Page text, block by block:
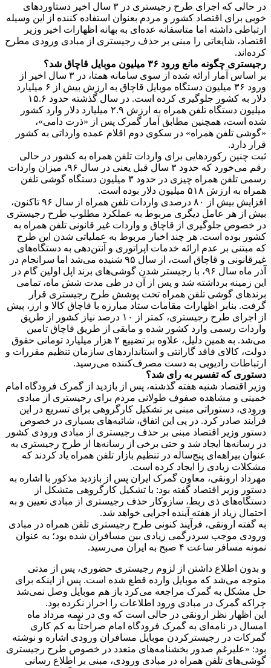
در حالی که اجرای طرح رجیستری در ۳ سال اخیر دستاوردهای
خوبی برای اقتصاد کشور و مردم بعنوان استفاده کننده از این وسیله
ارتباطی داشته اما متاسفانه عده‌ای به بهانه اظهارات اخیر وزیر
اقتصاد، شایعاتی را مبنی بر حذف رجیستری از مبادی ورودی مطرح
کرده‌اند.
رجیستری چگونه مانع ورود ۳۶ میلیون موبایل قاچاق شد؟
بر اساس آمار ارائه شده از سوی سامانه همتا، در ۳ سال اخیر از
ورود ۳۶ میلیون دستگاه موبایل قاچاق به ارزش بیش از ۶ میلیارد
دلار به کشور جلوگیری کرده است. در سال گذشته حدود ۱۵.۶
میلیون دستگاه تلفن همراه به ارزش ۲.۹ میلیارد دلار وارد کشور
شده است، همچنین مطابق آمار گمرک پس از «ذرت دامی»،
«گوشی تلفن همراه» در سکوی دوم اقلام عمده وارداتی به کشور
قرار دارد.
ثبت چنین رکوردهایی برای واردات تلفن همراه به کشور در حالی
رقم می‌خورد که حدود ۳ سال قبل یعنی در سال ۹۶، میزان واردات
رسمی تلفن همراه چیزی در حدود ۳ میلیون دستگاه گوشی تلفن
همراه به ارزش ۵۱۸ میلیون دلار بوده است.
افزایش بیش از ۸۰ درصدی واردات تلفن همراه از سال ۹۶ تاکنون،
بیش از هر عامل دیگری مربوط به عملکرد مطلوب طرح رجیستری
در خصوص جلوگیری از قاچاق و واردات غیر قانونی تلفن همراه به
کشور بوده است. هر چند اخبار مربوط به عملیاتی شدن این طرح
که مبتنی بر عدم ارائه خدمات اپراتوری و آنتن‌دهی به دستگاه‌های
غیرقانونی و قاچاق است، از سال ۹۵ شنیده می‌شد اما سرانجام در
آذر ماه سال ۹۶، با رجیستر شدن گوشی‌های برند اپل اولین گام در
این زمینه برداشته شد و پس از آن در طی مدت شش ماه، تمامی
برندهای گوشی تلفن همراه تحت پوشش طرح رجیستری قرار
گرفت. بنابر اظهارات مقامات ستاد مبارزه با قاچاق کالا و ارز، پیش
از اجرای طرح رجیستری، کمتر از ۱۰ درصد نیاز کشور از طریق
واردات رسمی وارد کشور شده و مابقی از طریق قاچاق تامین
می‌شد. به همین دلیل، علاوه بر تضییع ۲ هزار میلیارد تومانی حقوق
دولت، کالای فاقد گارانتی و استانداردهای سازمان تنظیم مقررات و
ارتباطات رادیویی به دست مصرف‌کننده می‌رسید.
دستوری که تفسیر به رای شد؟
وزیر اقتصاد شنبه هفته گذشته، پس از بازدید از گمرک فرودگاه امام
خمینی و مشاهده صفوف طولانی مردم برای رجیستری از مبادی
ورودی، دستوراتی مبنی بر تشکیل کارگروهی برای تسریع در این
فرآیند صادر کرد. در پی این اتفاق، شائبه‌های بسیاری در خصوص
دستور وزیر اقتصاد مبنی بر حذف رجیستری از مبادی ورودی کشور
در رسانه‌ها ایجاد شد و حتی برخی از رسانه‌ها از طرح رجیستری به
عنوان بیراهه‌ای پنج‌ساله در تنظیم بازار تلفن همراه یاد کردند که
مشکلات زیادی را ایجاد کرده است.
مهرداد ارونقی، معاون گمرک ایران پس از بازدید مذکور با اشاره به
دستور وزیر اقتصاد گفته بود: با تشکیل کارگروهی متشکل از
دستگاه‌های ذی ربط، سازوکار حذف رجیستری از مبادی تعیین و به
احتمال زیاد از هفته آینده اجرایی خواهد شد.
به گفته ارونقی، فرآیند کنونی طرح رجیستری تلفن همراه در مبادی
ورودی موجب سردرگمی زیادی بین مسافران شده بود؛ به عنوان
نمونه مسافر ساعت ۴ صبح به ایران می‌رسید.
و بدون اطلاع داشتن از لزوم رجیستری حضوری، پس از مدتی
متوجه می‌شد که موبایل وارده قطع شده است. پس از اینکه برای
حل مشکل به گمرک مراجعه می‌کرد باز هم موبایل وصل نمی‌شد
چراکه گمرک در مبادی ورود اطلاعات را احراز نکرده بود.
این اظهار نظر ارونقی در حالی است که وی در نیمه مرداد ماه
امسال در نامه‌ای به گمرک فرودگاه امام صراحتاً به کم کاری
گمرکات در رجیسترکردن موبایل مسافران ورودی اشاره و نوشته
بود: «علیرغم صدور بخشنامه‌های متعدد در خصوص طرح رجیستری
گوشی‌های تلفن همراه در مبادی ورودی، مبنی بر اطلاع رسانی